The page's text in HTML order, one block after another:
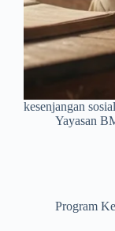
kesenjangan
Yayasan
Program